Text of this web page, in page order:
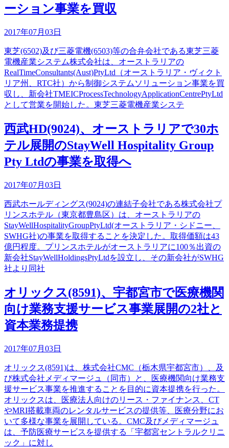
ーション事業を買収
2017年07月03日
東芝(6502)及び三菱電機(6503)等の合弁会社である東芝三菱
電機産業システム株式会社は、オーストラリアの
RealTimeConsultants(Aust)PtyLtd（オーストラリア・ヴィクト
リア州、RTC社）から制御システムソリューション事業を買
収し、新会社TMEICProcessTechnologyApplicationCentrePtyLtd
として営業を開始した。東芝三菱電機産業システ
西武HD(9024)、オーストラリアで30ホ
テル展開のStayWell Hospitality Group
Pty Ltdの事業を取得へ
2017年07月03日
西武ホールディングス(9024)の連結子会社である株式会社プ
リンスホテル（東京都豊島区）は、オーストラリアの
StayWellHospitalityGroupPtyLtd(オーストラリア・シドニー、
SWHG社)の事業を取得することを決定した。取得価額は43
億円程度。プリンスホテルがオーストラリアに100％出資の
新会社StayWellHoldingsPtyLtdを設立し、その新会社がSWHG
社より同社
オリックス(8591)、宇都宮市で医療機関
向け業務支援サービス事業展開の2社と
資本業務提携
2017年07月03日
オリックス(8591)は、株式会社CMC（栃木県宇都宮市）、及
び株式会社メディマージュ（同市）と、医療機関向け業務支
援サービス事業を推進することを目的に資本提携を行った。
オリックスは、医療法人向けのリース・ファイナンス、CT
やMRI搭載車両のレンタルサービスの提供等、医療分野にお
いて多様な事業を展開している。CMC及びメディマージュ
は、予防医療サービスを提供する「宇都宮セントラルクリニ
ック」に対し